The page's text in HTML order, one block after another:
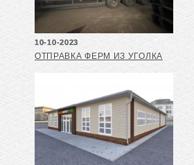
10-10-2023
ОТПРАВКА ФЕРМ ИЗ УГОЛКА